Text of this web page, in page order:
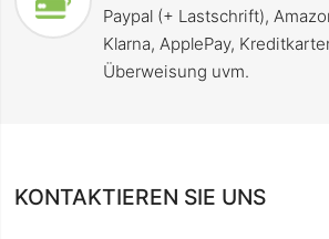
Paypal (+ Lastschrift),
Klarna, ApplePay,
Überweisung uvm.
KONTAKTIEREN SIE UNS